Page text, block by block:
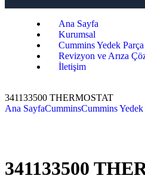
Ana Sayfa
Kurumsal
Cummins Yedek Parça
Revizyon ve Arıza
İletişim
341133500 THERMOSTAT
Ana SayfaCumminsCummins Yedek
341133500